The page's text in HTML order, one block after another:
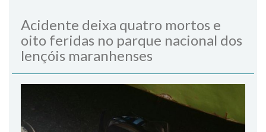
Acidente deixa quatro mortos e
oito feridas no parque nacional dos
lençóis maranhenses